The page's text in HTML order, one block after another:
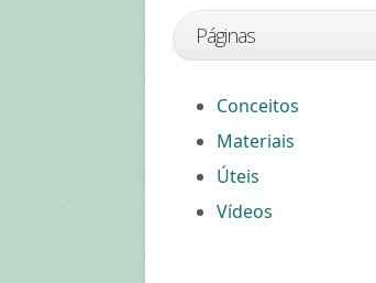
Páginas
Conceitos
Materiais
Úteis
Vídeos